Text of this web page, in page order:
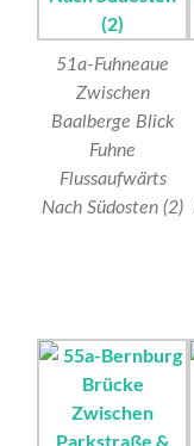
51a-Fuhneaue
Zwischen
Baalberge Blick
Fuhne
Flussaufwärts
Nach Südosten (2)